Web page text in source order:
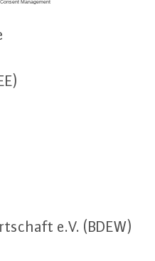
e.V. (BDEW)